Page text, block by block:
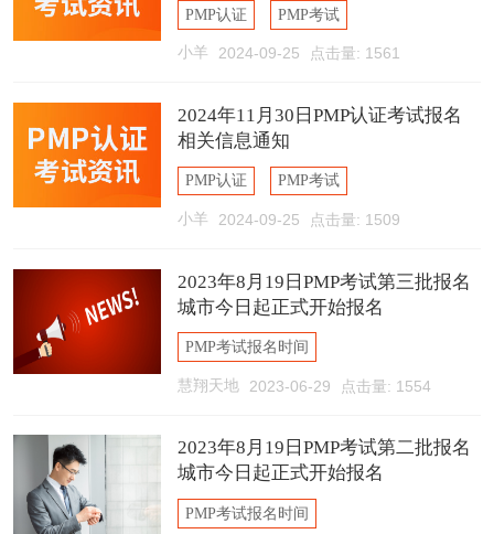
PMP认证 PMP考试
PMP考试报名时间
小羊 2024-09-25 点击量: 1561
2024年11月30日PMP认证考试报名
相关信息通知
PMP认证 PMP考试
PMP考试报名时间
小羊 2024-09-25 点击量: 1509
2023年8月19日PMP考试第三批报名
城市今日起正式开始报名
PMP考试报名时间
慧翔天地 2023-06-29 点击量: 1554
2023年8月19日PMP考试第二批报名
城市今日起正式开始报名
PMP考试报名时间